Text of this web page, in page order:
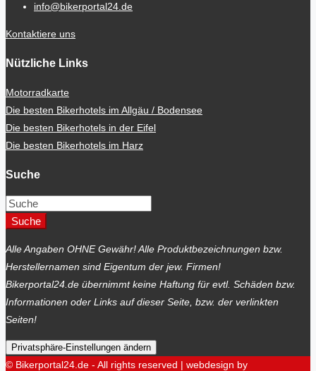
info@bikerportal24.de
Kontaktiere uns
Nützliche Links
Motorradkarte
Die besten Bikerhotels im Allgäu / Bodensee
Die besten Bikerhotels in der Eifel
Die besten Bikerhotels im Harz
Suche
Suche
Alle Angaben OHNE Gewähr! Alle Produktbezeichnungen bzw.
Herstellernamen sind Eigentum der jew. Firmen!
Bikerportal24.de übernimmt keine Haftung für evtl. Schäden bzw.
Informationen oder Links auf dieser Seite, bzw. der verlinkten
Seiten!
Privatsphäre-Einstellungen ändern
© Bikerportal24.de - All rights reserved | webdesign by